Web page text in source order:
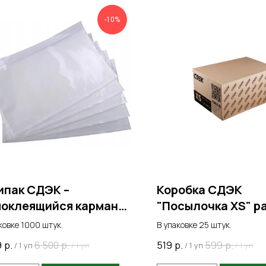
-10%
СДЭК –
карман
1000 штук.
р. / 1 уп 6 500р./1 уп
Коробка СДЭК
"Посылочка XS"
171*121*89
В упаковке 25 штук.
519 р. / 1 уп 599р./1 уп